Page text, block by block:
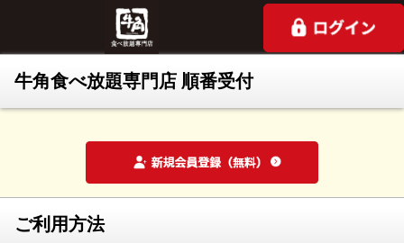
牛角食べ放題専門店 順番受付
ご利用方法